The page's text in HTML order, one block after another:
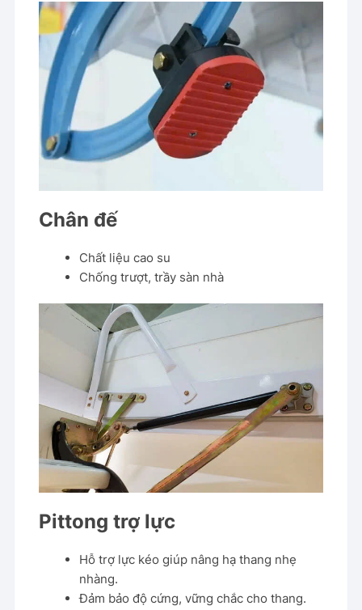
Chân đế
Chất liệu cao su
Chống trượt, trầy sàn nhà
Pittong trợ lực
Hỗ trợ lực kéo giúp nâng hạ thang nhẹ
nhàng.
Đảm bảo độ cứng, vững chắc cho thang.